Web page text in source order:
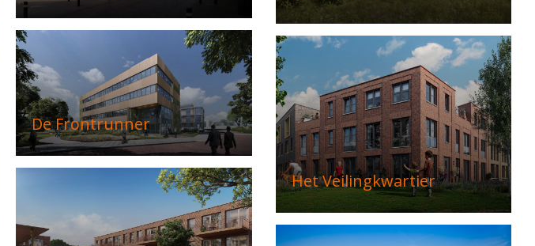
De Frontrunner
Het Veilingkwartier